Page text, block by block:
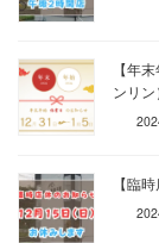
【年
ンリン
【臨